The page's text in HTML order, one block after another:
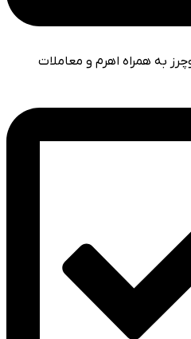
به همراه اهرم و معاملات